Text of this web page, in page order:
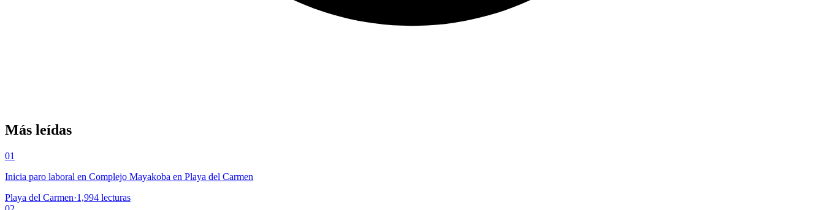
Más leídas
01
Inicia paro laboral en Complejo Mayakoba en Playa del Carmen
Playa del Carmen·1,994 lecturas